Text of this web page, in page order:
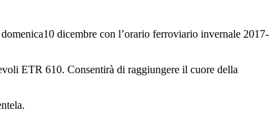
dicembre con l’orario ferroviario invernale 2017-
ETR 610. Consentirà di raggiungere il cuore della